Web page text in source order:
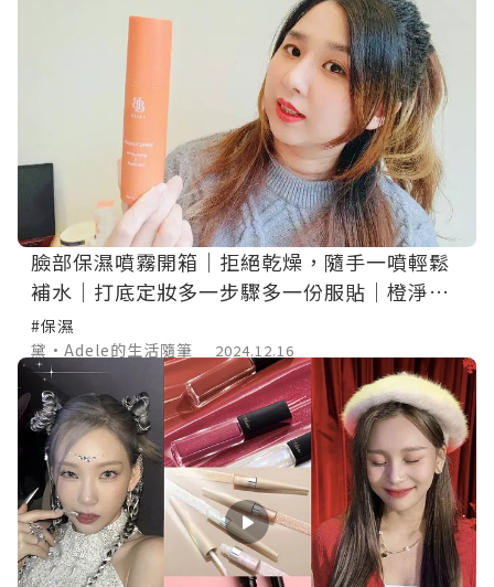
臉部保濕噴霧開箱｜拒絕乾燥，隨手一噴輕鬆
補水｜打底定妝多一步驟多一份服貼｜橙淨時
刻-多功效保濕修復精華噴霧｜BExBE
#保濕
黛•Adele的生活隨筆
2024.12.16